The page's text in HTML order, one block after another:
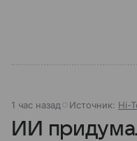
1 час назад Источник: Hi-
ИИ